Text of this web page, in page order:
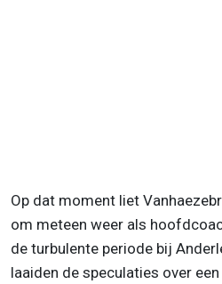
Op dat moment liet
om meteen weer als
de turbulente periode bij
laaiden de speculaties over